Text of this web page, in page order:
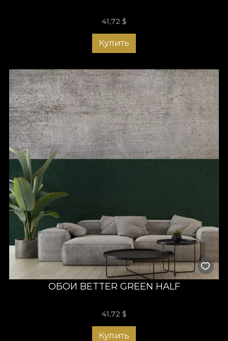
41,72 $
Купить
ОБОИ BETTER GREEN HALF
41,72 $
Купить